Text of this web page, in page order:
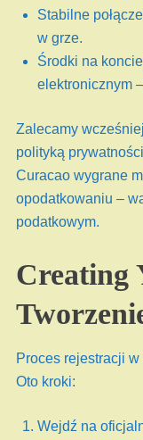
Stabilne
w grze.
Środki na
elektronicznym
Zalecamy
polityką
Curacao wygrane
opodatkowaniu –
podatkowym.
Creating
Proces rejestracji
Oto kroki:
Wejdź na